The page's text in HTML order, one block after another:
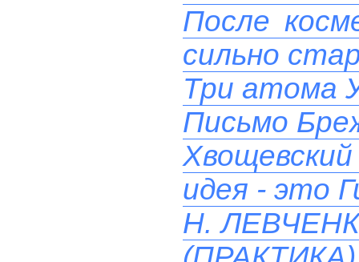
После
сильно
Три атома
Письмо
идея - это
Н.